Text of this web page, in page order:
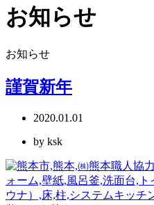
お知らせ
お知らせ
謹賀新年
2020.01.01
by ksk